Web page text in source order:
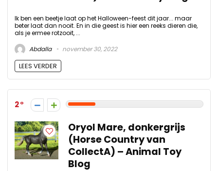
Ik ben een beetje laat op het Halloween-feest dit jaar... maar
beter laat dan nooit. En in die geest is hier een reeks dieren die,
als je ermee rotzooit, ...
Abdalla
november 30, 2022
LEES VERDER
2
Oryol Mare, donkergrijs
(Horse Country van
CollectA) – Animal Toy
Blog